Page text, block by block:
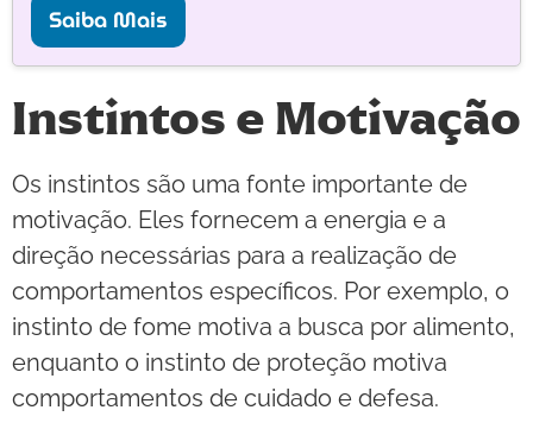
Saiba Mais
Instintos e Motivação
Os instintos são uma fonte importante de
motivação. Eles fornecem a energia e a
direção necessárias para a realização de
comportamentos específicos. Por exemplo, o
instinto de fome motiva a busca por alimento,
enquanto o instinto de proteção motiva
comportamentos de cuidado e defesa.